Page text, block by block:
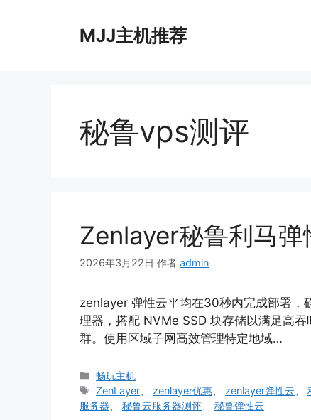
MJJ主机推荐
秘鲁vps测评
Zenlayer秘鲁利马弹
2026年3月22日 作者 admin
zenlayer 弹性云平均在30秒内完成部署，
理器，搭配 NVMe SSD 块存储以满足高
群。使用区域子网高效管理特定地域…
分
类
畅玩主机
标
签
ZenLayer zenlayer优惠 zenlayer弹性云 、
服务器
秘鲁云服务器测评 秘鲁弹性云